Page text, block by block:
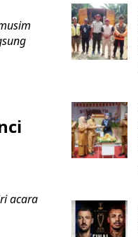
acara